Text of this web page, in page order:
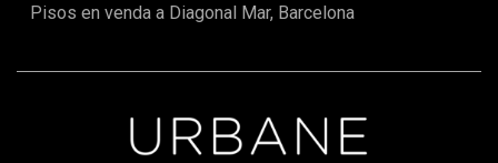
Pisos en venda a Diagonal Mar, Barcelona